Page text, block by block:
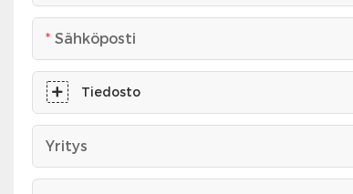
Sähköposti
Tiedosto
Yritys